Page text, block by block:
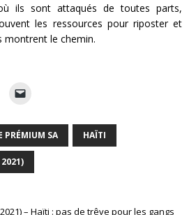
ils sont attaqués de toutes parts,
les ressources pour riposter et
montrent le chemin.
PRÉMIUM SA HAÏTI
– Haïti : pas de trêve pour les gangs